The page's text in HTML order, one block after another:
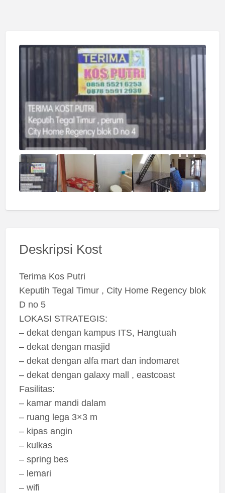
Deskripsi Kost
Terima Kos Putri
Keputih Tegal Timur , City Home Regency blok
D no 5
LOKASI STRATEGIS:
– dekat dengan kampus ITS, Hangtuah
– dekat dengan masjid
– dekat dengan alfa mart dan indomaret
– dekat dengan galaxy mall , eastcoast
Fasilitas:
– kamar mandi dalam
– ruang lega 3×3 m
– kipas angin
– kulkas
– spring bes
– lemari
– wifi